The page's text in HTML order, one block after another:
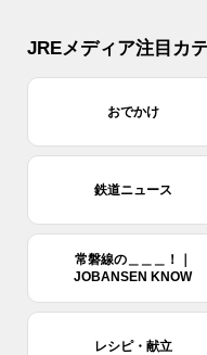
JREメディア注目カ
おでかけ
鉄道ニュース
常磐線の＿＿＿！｜
JOBANSEN KNOW
レシピ・献立